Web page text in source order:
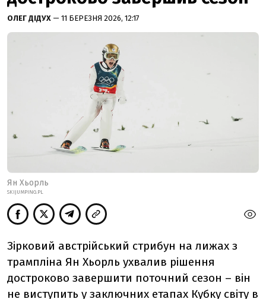
ОЛЕГ ДІДУХ — 11 БЕРЕЗНЯ 2026, 12:17
Ян Хьорль
SKIJUMPING.PL
Зірковий австрійський стрибун на лижах з
трампліна Ян Хьорль ухвалив рішення
достроково завершити поточний сезон – він
не виступить у заключних етапах Кубку світу в